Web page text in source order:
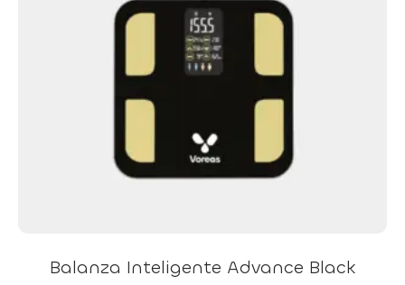
Balanza Inteligente Advance Black